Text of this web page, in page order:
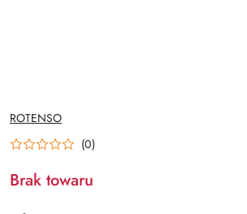
NAZWA
PRODUCENTA:
ROTENSO
(0)
Brak towaru